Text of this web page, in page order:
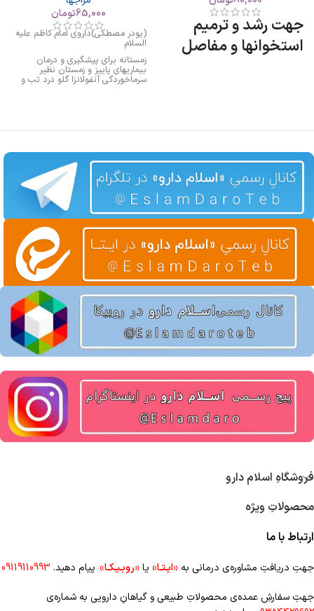
جهت رشد و ترمیم
استخوانها و مفاصل
65,000تومان
(پودر مصطکی)داروی امام کاظم علیه
السلام
زمستانه برای پیشگیری و درمان
بیماریهای پاییز و زمستان نظیر
سرماخوردگی آنفولانزا گلو درد تب و
بهترین تقویت کننده سیستم ایمنی
فروشگاهِ اسلام دارو
محصولاتِ ویژه
ارتباط با ما
جهتِ دریافتِ مشاوره‌ی درمانی به «ایـتـا» یا «روبـیـکـا» پیام دهید. 09119110993
جهتِ سفارشِ عمده‌‌ی محصولاتِ طبیعی و گیاهانِ دارویی به شماره‌ی